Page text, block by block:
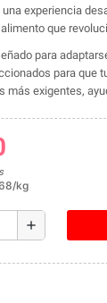
experiencia
que
para
para que
más exigentes,
kg
add